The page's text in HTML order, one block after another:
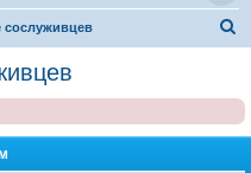
к